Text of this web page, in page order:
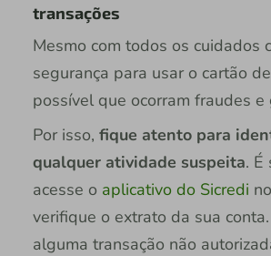
transações
Mesmo com todos os cuidados
segurança para usar o cartão
possível que ocorram fraudes e
Por isso, fique atento para
qualquer atividade suspeita. É
acesse o aplicativo do Sicredi
verifique o extrato da sua
alguma transação não